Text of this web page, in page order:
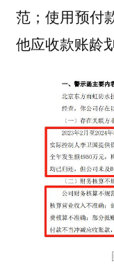
范；使用预付
他应收款账龄